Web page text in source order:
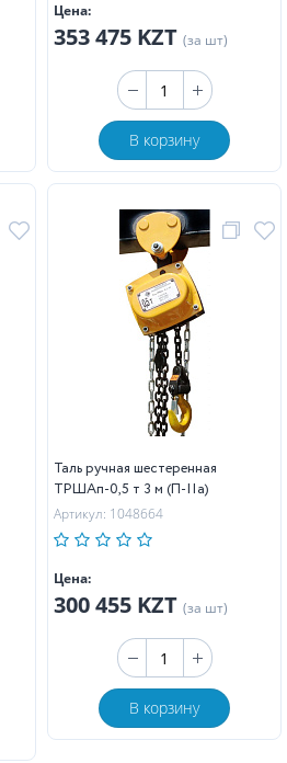
Цена:
353 475 KZT (за шт)
В корзину
Таль ручная шестеренная
ТРШAп-0,5 т 3 м (П-IIa)
Артикул: 1048664
Цена:
300 455 KZT (за шт)
В корзину